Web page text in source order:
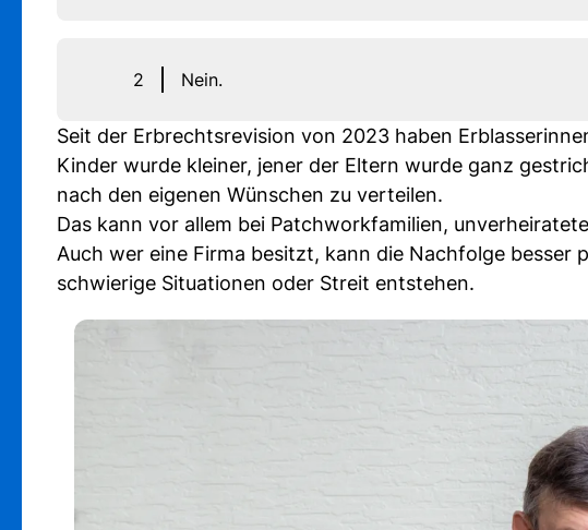
2 Nein.
Seit der Erbrechtsrevision von 2023 haben
Kinder wurde kleiner, jener der Eltern wurde ganz
nach den eigenen Wünschen zu verteilen.
Das kann vor allem bei Patchworkfamilien,
Auch wer eine Firma besitzt, kann die Nachfolge besser
schwierige Situationen oder Streit entstehen.